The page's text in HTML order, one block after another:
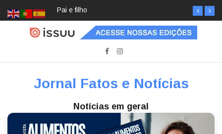
Pai e filho
Jornal Fatos e Notícias
Notícias em geral